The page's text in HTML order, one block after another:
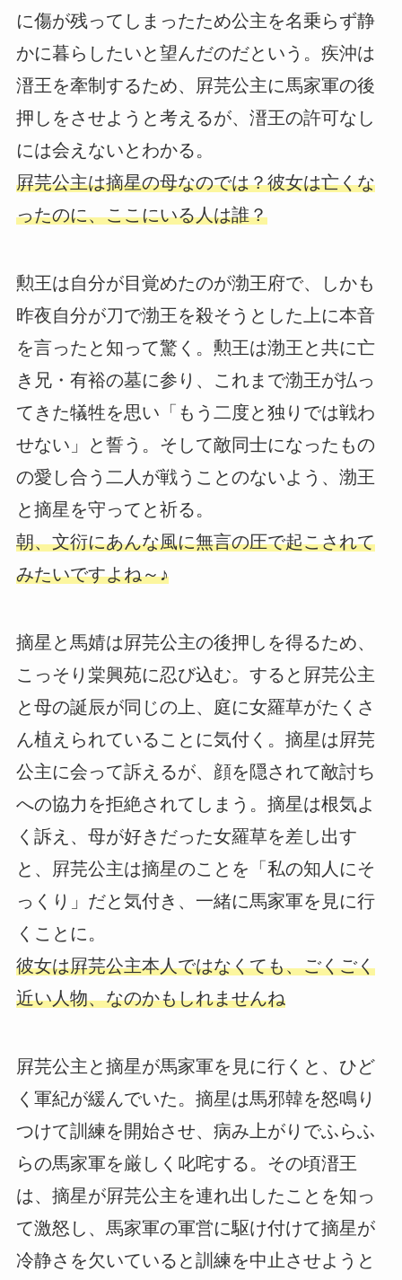
に傷が残ってしまったため公主を名乗らず静
かに暮らしたいと望んだのだという。疾沖は
溍王を牽制するため、屛芫公主に馬家軍の後
押しをさせようと考えるが、溍王の許可なし
には会えないとわかる。
屛芫公主は摘星の母なのでは？彼女は亡くな
ったのに、ここにいる人は誰？
勲王は自分が目覚めたのが渤王府で、しかも
昨夜自分が刀で渤王を殺そうとした上に本音
を言ったと知って驚く。勲王は渤王と共に亡
き兄・有裕の墓に参り、これまで渤王が払っ
てきた犠牲を思い「もう二度と独りでは戦わ
せない」と誓う。そして敵同士になったもの
の愛し合う二人が戦うことのないよう、渤王
と摘星を守ってと祈る。
朝、文衍にあんな風に無言の圧で起こされて
みたいですよね～♪
摘星と馬婧は屛芫公主の後押しを得るため、
こっそり棠興苑に忍び込む。すると屛芫公主
と母の誕辰が同じの上、庭に女羅草がたくさ
ん植えられていることに気付く。摘星は屛芫
公主に会って訴えるが、顔を隠されて敵討ち
への協力を拒絶されてしまう。摘星は根気よ
く訴え、母が好きだった女羅草を差し出す
と、屛芫公主は摘星のことを「私の知人にそ
っくり」だと気付き、一緒に馬家軍を見に行
くことに。
彼女は屛芫公主本人ではなくても、ごくごく
近い人物、なのかもしれませんね
屛芫公主と摘星が馬家軍を見に行くと、ひど
く軍紀が緩んでいた。摘星は馬邪韓を怒鳴り
つけて訓練を開始させ、病み上がりでふらふ
らの馬家軍を厳しく叱咤する。その頃溍王
は、摘星が屛芫公主を連れ出したことを知っ
て激怒し、馬家軍の軍営に駆け付けて摘星が
冷静さを欠いていると訓練を中止させようと